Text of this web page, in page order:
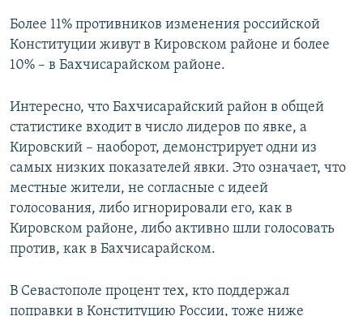
Более 11% противников изменения российской
Конституции живут в Кировском районе и более
10% – в Бахчисарайском районе.
Интересно, что Бахчисарайский район в общей
статистике входит в число лидеров по явке, а
Кировский – наоборот, демонстрирует одни из
самых низких показателей явки. Это означает, что
местные жители, не согласные с идеей
голосования, либо игнорировали его, как в
Кировском районе, либо активно шли голосовать
против, как в Бахчисарайском.
В Севастополе процент тех, кто поддержал
поправки в Конституцию России, тоже ниже